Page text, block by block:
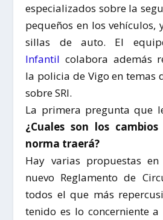
especializados sobre la
pequeños en los vehículos,
sillas de auto. El
Infantil colabora además
la policia de Vigo en temas
sobre SRI.
La primera pregunta que
¿Cuales son los
norma traerá?
Hay varias propuestas
nuevo Reglamento de
todos el que más
tenido es lo concerniente